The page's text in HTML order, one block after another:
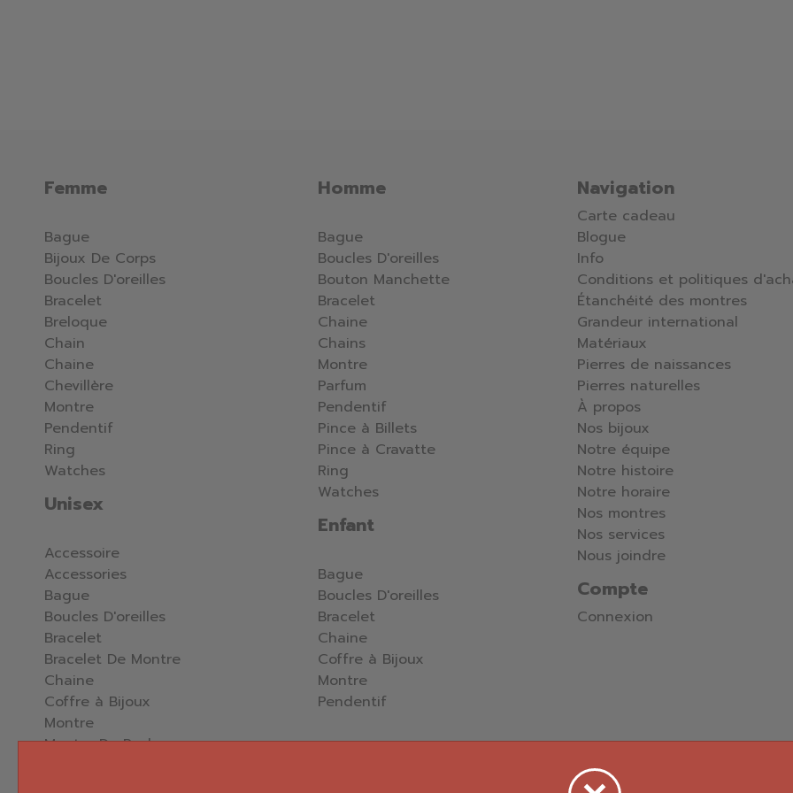
Femme
Bague
Bijoux De Corps
Boucles D'oreilles
Bracelet
Breloque
Chain
Chaine
Chevillère
Montre
Pendentif
Ring
Watches
Unisex
Accessoire
Accessories
Bague
Boucles D'oreilles
Bracelet
Bracelet De Montre
Chaine
Coffre à Bijoux
Montre
Montre De Poche
Homme
Bague
Boucles D'oreilles
Bouton Manchette
Bracelet
Chaine
Chains
Montre
Parfum
Pendentif
Pince à Billets
Pince à Cravatte
Ring
Watches
Enfant
Bague
Boucles D'oreilles
Bracelet
Chaine
Coffre à Bijoux
Montre
Pendentif
Navigation
Carte cadeau
Blogue
Info
Conditions et politiques
Étanchéité des montres
Grandeur international
Matériaux
Pierres de naissances
Pierres naturelles
À propos
Nos bijoux
Notre équipe
Notre histoire
Notre horaire
Nos montres
Nos services
Nous joindre
Compte
Connexion